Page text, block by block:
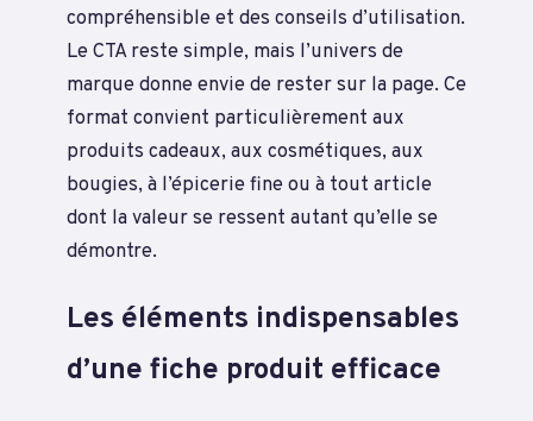
compréhensible et des conseils d’utilisation.
Le CTA reste simple, mais l’univers de
marque donne envie de rester sur la page. Ce
format convient particulièrement aux
produits cadeaux, aux cosmétiques, aux
bougies, à l’épicerie fine ou à tout article
dont la valeur se ressent autant qu’elle se
démontre.
Les éléments indispensables
d’une fiche produit efficace